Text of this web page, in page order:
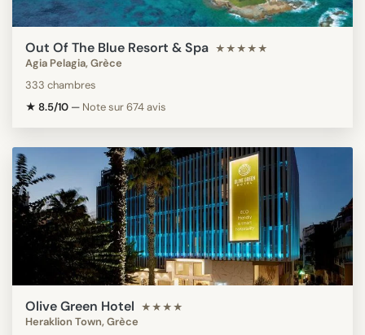
Out Of The Blue Resort & Spa ★★★★★
Agia Pelagia, Grèce
333 chambres
★ 8.5/10 — Note sur 674 avis
Olive Green Hotel ★★★★
Heraklion Town, Grèce